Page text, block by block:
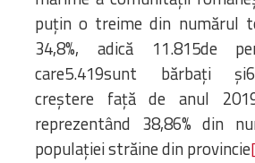
puțin o treime din numărul
34,8%, adică 11.815de
care5.419sunt bărbați
creștere față de anul
reprezentând 38,86% din
populației străine din provincie